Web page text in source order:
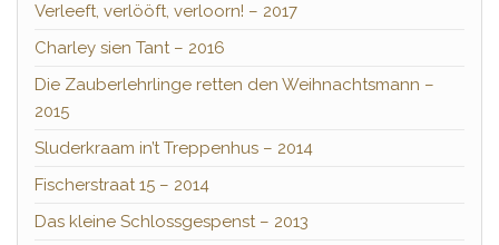
Verleeft, verlööft, verloorn! – 2017
Charley sien Tant – 2016
Die Zauberlehrlinge retten den Weihnachtsmann –
2015
Sluderkraam in’t Treppenhus – 2014
Fischerstraat 15 – 2014
Das kleine Schlossgespenst – 2013